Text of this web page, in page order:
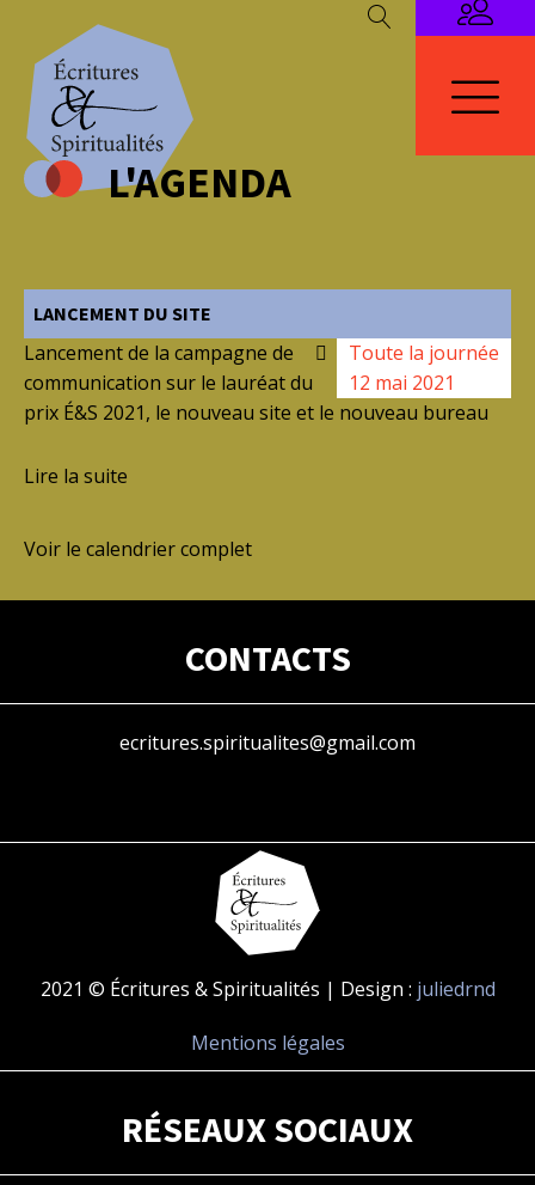
L'AGENDA
LANCEMENT DU SITE
Toute la journée
12 mai 2021
Lancement de la campagne de
communication sur le lauréat du
prix É&S 2021, le nouveau site et le nouveau bureau
Lire la suite
Voir le calendrier complet
CONTACTS
ecritures.spiritualites@gmail.com
2021 © Écritures & Spiritualités | Design : juliedrnd
Mentions légales
RÉSEAUX SOCIAUX